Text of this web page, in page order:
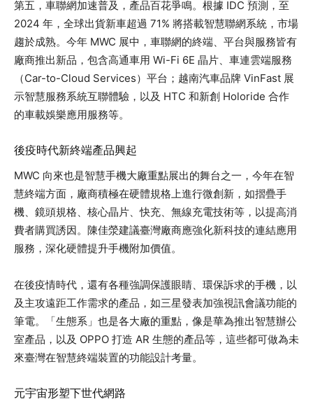
第五，車聯網加速普及，產品百花爭鳴。根據 IDC 預測，至
2024 年，全球出貨新車超過 71% 將搭載智慧聯網系統，市場
趨於成熟。今年 MWC 展中，車聯網的終端、平台與服務皆有
廠商推出新品，包含高通車用 Wi-Fi 6E 晶片、車連雲端服務
（Car-to-Cloud Services）平台；越南汽車品牌 VinFast 展
示智慧服務系統互聯體驗，以及 HTC 和新創 Holoride 合作
的車載娛樂應用服務等。
後疫時代新終端產品興起
MWC 向來也是智慧手機大廠重點展出的舞台之一，今年在智
慧終端方面，廠商積極在硬體規格上進行微創新，如摺疊手
機、鏡頭規格、核心晶片、快充、無線充電技術等，以提高消
費者購買誘因。陳佳滎建議臺灣廠商應強化新科技的連結應用
服務，深化硬體提升手機附加價值。
在後疫情時代，還有各種強調保護眼睛、環保訴求的手機，以
及主攻遠距工作需求的產品，如三星發表加強視訊會議功能的
筆電。「生態系」也是各大廠的重點，像是華為推出智慧辦公
室產品，以及 OPPO 打造 AR 生態的產品等，這些都可做為未
來臺灣在智慧終端裝置的功能設計考量。
元宇宙形塑下世代網路